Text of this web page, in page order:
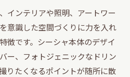
インテリアや照明、アートワー
意識した空間づくりに力を入れ
徴です。シーシャ本体のデザイ
ー、フォトジェニックなドリン
りたくなるポイントが随所に散